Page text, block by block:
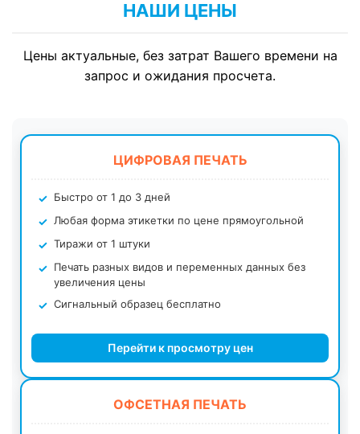
НАШИ ЦЕНЫ
Цены актуальные, без затрат Вашего времени на
запрос и ожидания просчета.
ЦИФРОВАЯ ПЕЧАТЬ
Быстро от 1 до 3 дней
Любая форма этикетки по цене прямоугольной
Тиражи от 1 штуки
Печать разных видов и переменных данных без
увеличения цены
Сигнальный образец бесплатно
Перейти к просмотру цен
ОФСЕТНАЯ ПЕЧАТЬ